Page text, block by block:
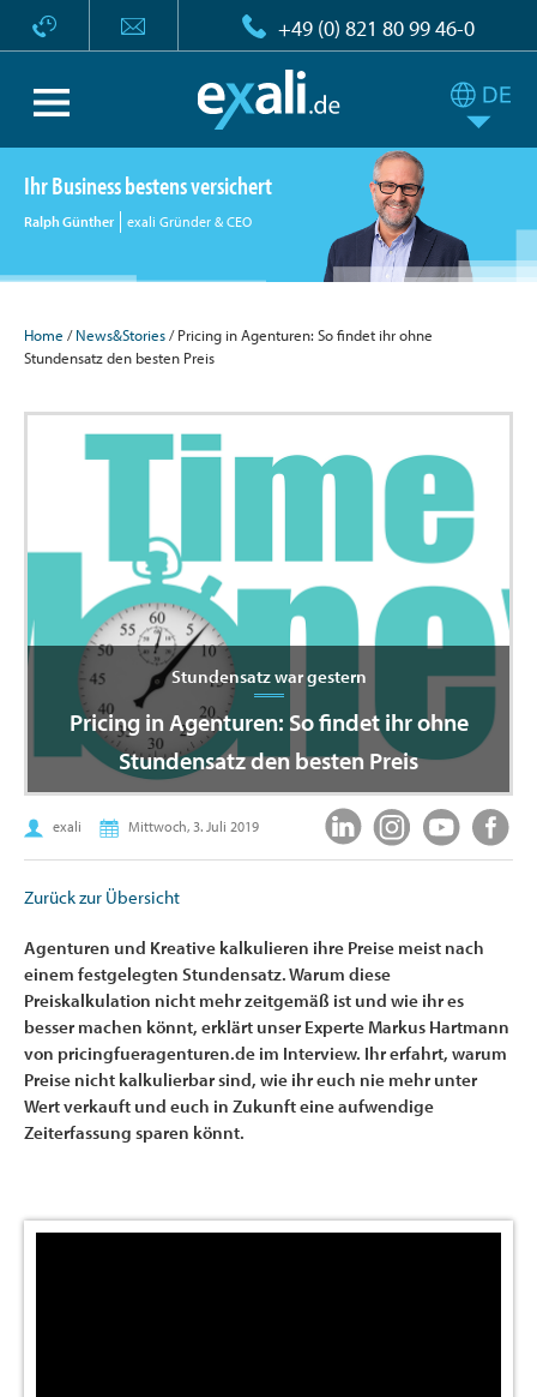
+49 (0) 821 80 99 46-0
Ihr Business bestens versichert
Ralph Günther exali Gründer & CEO
Home /News&Stories/ Pricing in Agenturen: So findet ihr ohne
Stundensatz den besten Preis
Stundensatz war gestern
Pricing in Agenturen: So findet ihr ohne
Stundensatz den besten Preis
exali Mittwoch, 3. Juli 2019
Zurück zur Übersicht
Agenturen und Kreative kalkulieren ihre Preise meist nach
einem festgelegten Stundensatz. Warum diese
Preiskalkulation nicht mehr zeitgemäß ist und wie ihr es
besser machen könnt, erklärt unser Experte Markus Hartmann
von pricingfueragenturen.de im Interview. Ihr erfahrt, warum
Preise nicht kalkulierbar sind, wie ihr euch nie mehr unter
Wert verkauft und euch in Zukunft eine aufwendige
Zeiterfassung sparen könnt.